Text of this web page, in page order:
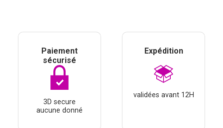
Paiement
sécurisé
3D secure
aucune donné
Expédition
validées avant 12H